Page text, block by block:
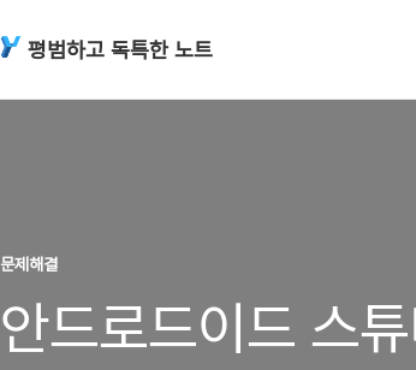
평범하고 독특한 노트
문제해결
안드로드이드 스